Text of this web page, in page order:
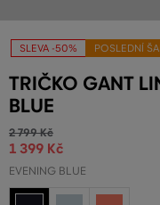
SLEVA -50% POSLEDNÍ
TRIČKO GANT
BLUE
2 799 Kč
1 399 Kč
EVENING BLUE